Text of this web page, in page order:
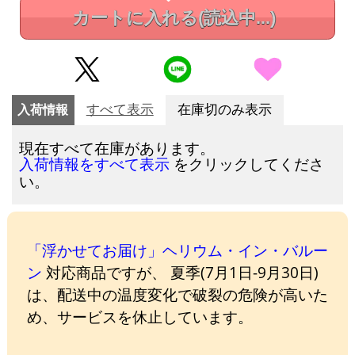
カートに入れる(読込中...)
入荷情報 すべて表示 在庫切のみ表示
現在すべて在庫があります。
入荷情報をすべて表示 をクリックしてくださ
い。
「浮かせてお届け」ヘリウム・イン・バルー
ン 対応商品ですが、 夏季(7月1日-9月30日)
は、配送中の温度変化で破裂の危険が高いた
め、サービスを休止しています。